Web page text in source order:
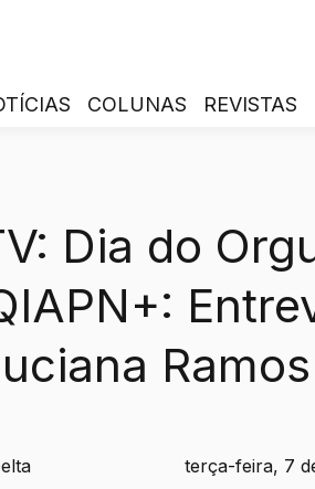
COLUNAS REVISTAS
Dia do
Ramos
terça-feira, 7